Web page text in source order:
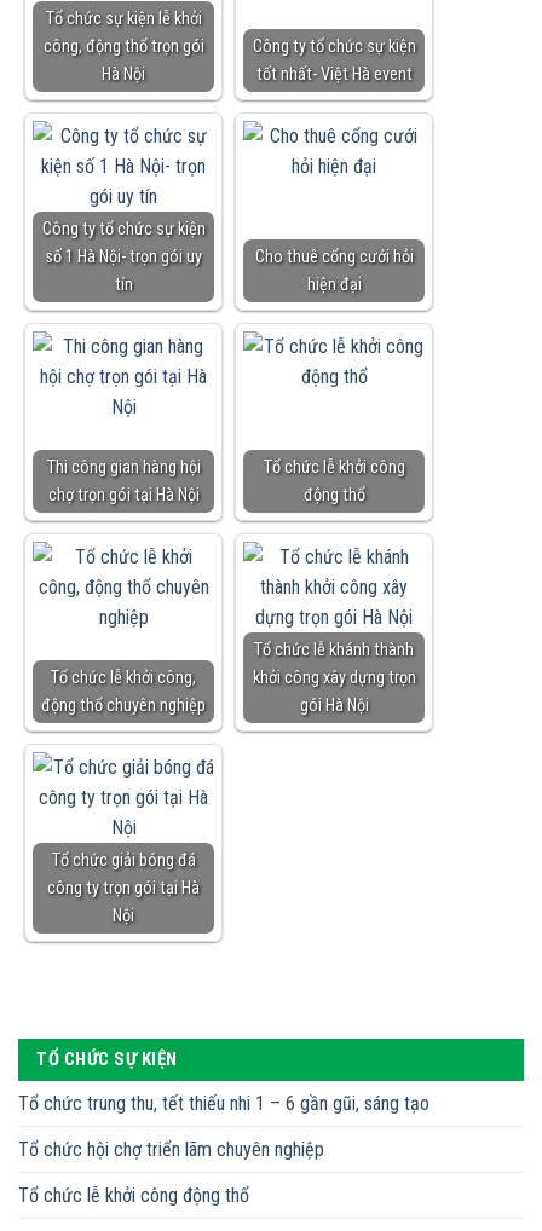
Tổ chức sự kiện lễ khởi
công, động thổ trọn gói
Hà Nội
Công ty tổ chức sự kiện
tốt nhất- Việt Hà event
Công ty tổ chức sự kiện
số 1 Hà Nội- trọn gói uy
tín
Cho thuê cổng cưới hỏi
hiện đại
Thi công gian hàng hội
chợ trọn gói tại Hà Nội
Tổ chức lễ khởi công
động thổ
Tổ chức lễ khởi công,
động thổ chuyên nghiệp
Tổ chức lễ khánh thành
khởi công xây dựng trọn
gói Hà Nội
Tổ chức giải bóng đá
công ty trọn gói tại Hà
Nội
TỔ CHỨC SỰ KIỆN
Tổ chức trung thu, tết thiếu nhi 1 – 6 gần gũi, sáng tạo
Tổ chức hội chợ triển lãm chuyên nghiệp
Tổ chức lễ khởi công động thổ